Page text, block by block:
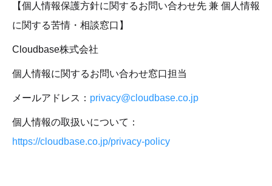
【個人情報保護方針に関するお問い合わせ先 兼 個人情報
に関する苦情・相談窓口】
Cloudbase株式会社
個人情報に関するお問い合わせ窓口担当
メールアドレス： privacy@cloudbase.co.jp
個人情報の取扱いについて：
https://cloudbase.co.jp/privacy-policy